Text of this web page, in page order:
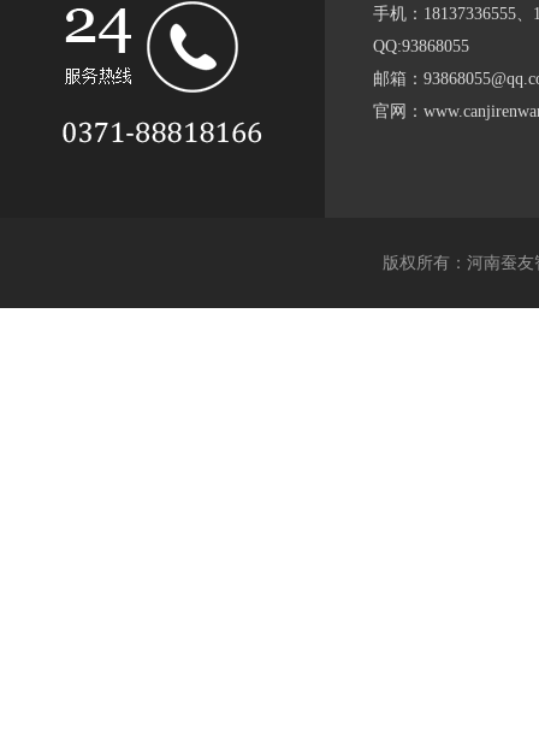
手机：18137336555、
QQ:93868055
邮箱：
官网：
版权所有：河南蚕